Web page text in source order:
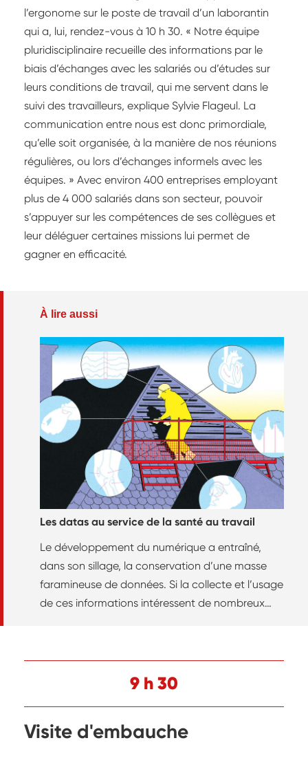
l’ergonome sur le poste de travail d’un laborantin
qui a, lui, rendez-vous à 10 h 30. « Notre équipe
pluridisciplinaire recueille des informations par le
biais d’échanges avec les salariés ou d’études sur
leurs conditions de travail, qui me servent dans le
suivi des travailleurs, explique Sylvie Flageul. La
communication entre nous est donc primordiale,
qu’elle soit organisée, à la manière de nos réunions
régulières, ou lors d’échanges informels avec les
équipes. » Avec environ 400 entreprises employant
plus de 4 000 salariés dans son secteur, pouvoir
s’appuyer sur les compétences de ses collègues et
leur déléguer certaines missions lui permet de
gagner en efficacité.
À lire aussi
Les datas au service de la santé au travail
Le développement du numérique a entraîné,
dans son sillage, la conservation d’une masse
faramineuse de données. Si la collecte et l’usage
de ces informations intéressent de nombreux
mieux cibler les populations à risques en vue de
mener des actions de prévention plus efficaces.
9 h 30
Visite d'embauche